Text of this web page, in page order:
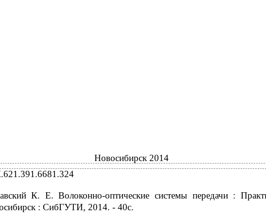
Новосибирск 2014
К. Е. Волоконно-оптические системы передачи :
: СибГУТИ, 2014. - 40с.